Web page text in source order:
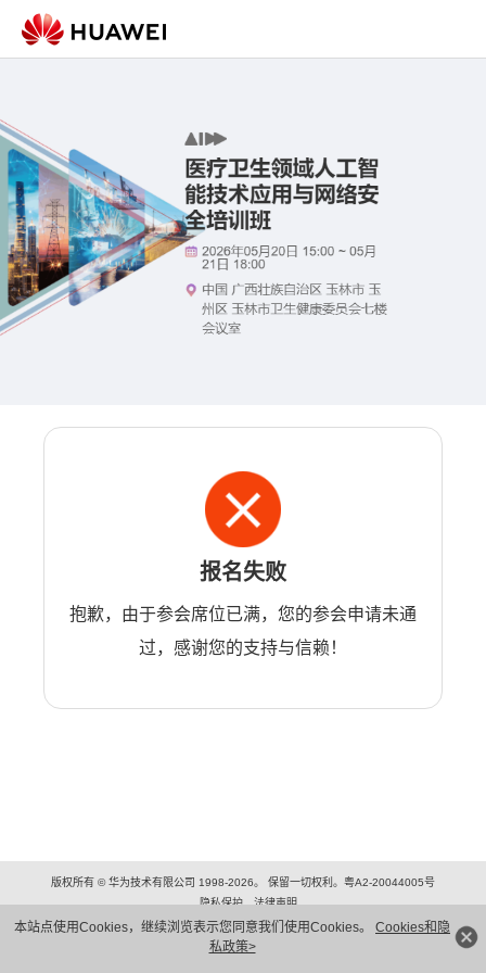
本站点使用Cookies，继续浏览表示您同意我们使用Cookies。 Cookies和隐
私政策>
报名失败
抱歉，由于参会席位已满，您的参会申请未通
过，感谢您的支持与信赖！
版权所有 © 华为技术有限公司 1998-2026。 保留一切权利。粤A2-20044005号
隐私保护
法律声明